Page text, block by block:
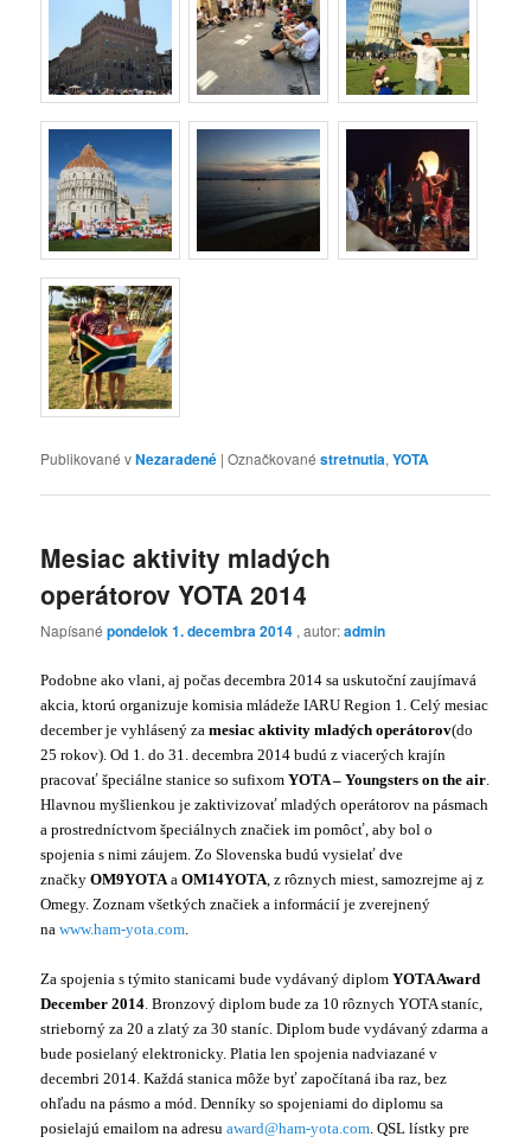
Publikované vNezaradené |Označkované stretnutia,YOTA
Mesiac aktivity mladých
operátorov YOTA 2014
Napísanépondelok 1. decembra 2014 , autor:admin
Podobne ako vlani, aj počas decembra 2014 sa uskutoční zaujímavá
akcia, ktorú organizuje komisia mládeže IARU Region 1. Celý mesiac
december je vyhlásený zamesiac aktivity mladých operátorov(do
25 rokov). Od 1. do 31. decembra 2014 budú z viacerých krajín
pracovať špeciálne stanice so sufixomYOTA – Youngsters on the air
Hlavnou myšlienkou je zaktivizovať mladých operátorov na pásmach
a prostredníctvom špeciálnych značiek im pomôcť, aby bol o
spojenia s nimi záujem. Zo Slovenska budú vysielať dve
značkyOM9YOTA aOM14YOTA , z rôznych miest, samozrejme aj z
Omegy. Zoznam všetkých značiek a informácií je zverejnený
nawww.ham-yota.com
Za spojenia s týmito stanicami bude vydávaný diplomYOTA Award
December 2014. Bronzový diplom bude za 10 rôznych YOTA staníc,
strieborný za 20 a zlatý za 30 staníc. Diplom bude vydávaný zdarma a
bude posielaný elektronicky. Platia len spojenia nadviazané v
decembri 2014. Každá stanica môže byť započítaná iba raz, bez
ohľadu na pásmo a mód. Denníky so spojeniami do diplomu sa
posielajú emailom na adresuaward@ham-yota.com. QSL lístky pre